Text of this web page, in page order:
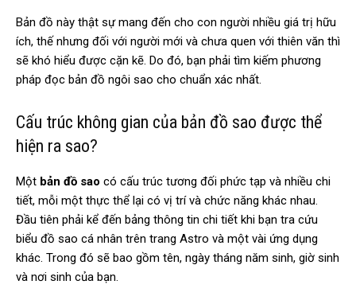
Bản đồ này thật sự mang đến cho con người nhiều giá trị hữu
ích, thế nhưng đối với người mới và chưa quen với thiên văn thì
sẽ khó hiểu được cặn kẽ. Do đó, bạn phải tìm kiếm phương
pháp đọc bản đồ ngôi sao cho chuẩn xác nhất.
Cấu trúc không gian của bản đồ sao được thể
hiện ra sao?
Một bản đồ sao có cấu trúc tương đối phức tạp và nhiều chi
tiết, mỗi một thực thể lại có vị trí và chức năng khác nhau.
Đầu tiên phải kể đến bảng thông tin chi tiết khi bạn tra cứu
biểu đồ sao cá nhân trên trang Astro và một vài ứng dụng
khác. Trong đó sẽ bao gồm tên, ngày tháng năm sinh, giờ sinh
và nơi sinh của bạn.